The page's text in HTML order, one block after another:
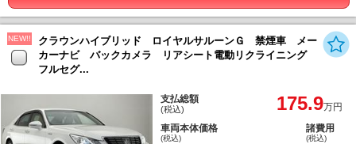
NEW!!
クラウンハイブリッド ロイヤルサルーンＧ 禁煙車 メー
カーナビ バックカメラ リアシート電動リクライニング
フルセグ...
支払総額
(税込) 175.9万円
車両本体価格
(税込)
諸費用
(税込)